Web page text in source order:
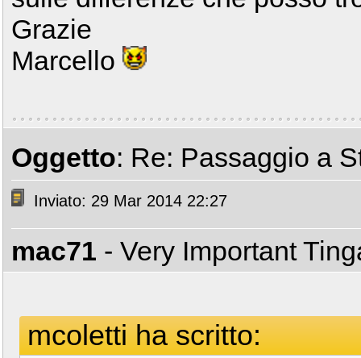
Grazie
Marcello
Oggetto: Re: Passaggio a
Inviato: 29 Mar 2014 22:27
mac71 - Very Important
mcoletti ha scritto: